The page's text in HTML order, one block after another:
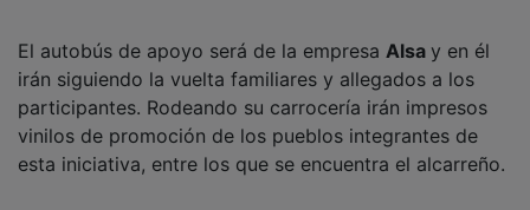
irán siguiendo la vuelta familiares y allegados a los
participantes. Rodeando su carrocería irán impresos
vinilos de promoción de los pueblos integrantes de
esta iniciativa, entre los que se encuentra el alcarreño.